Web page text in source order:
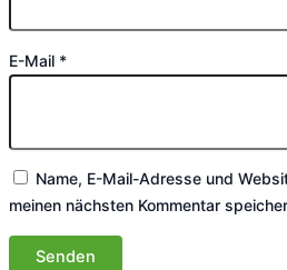
E-Mail *
Name, E-Mail-Adresse und
meinen nächsten Kommentar